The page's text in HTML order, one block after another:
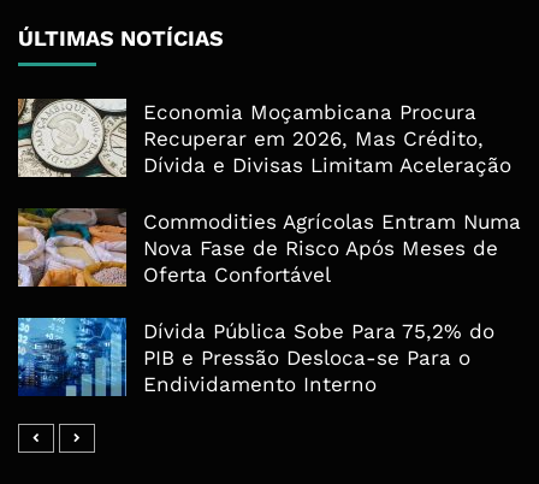
ÚLTIMAS NOTÍCIAS
Economia Moçambicana Procura
Recuperar em 2026, Mas Crédito,
Dívida e Divisas Limitam Aceleração
Commodities Agrícolas Entram Numa
Nova Fase de Risco Após Meses de
Oferta Confortável
Dívida Pública Sobe Para 75,2% do
PIB e Pressão Desloca-se Para o
Endividamento Interno